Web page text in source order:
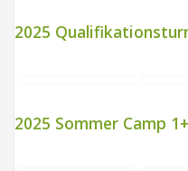
2025
2025 Sommer Camp